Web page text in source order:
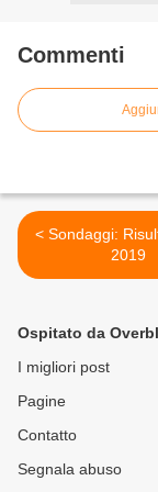
Commenti
< Sondaggi: Risultati Aprile
2019
Ospitato da
I migliori post
Pagine
Contatto
Segnala abuso